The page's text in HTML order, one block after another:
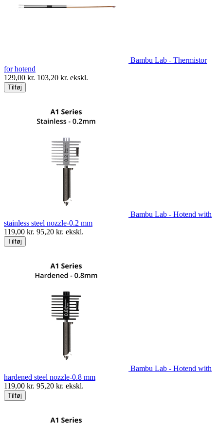
Bambu Lab - Thermistor
for hotend
129,00 kr. 103,20 kr. ekskl.
Tilføj
Bambu Lab - Hotend with
stainless steel nozzle-0.2 mm
119,00 kr. 95,20 kr. ekskl.
Tilføj
Bambu Lab - Hotend with
hardened steel nozzle-0.8 mm
119,00 kr. 95,20 kr. ekskl.
Tilføj